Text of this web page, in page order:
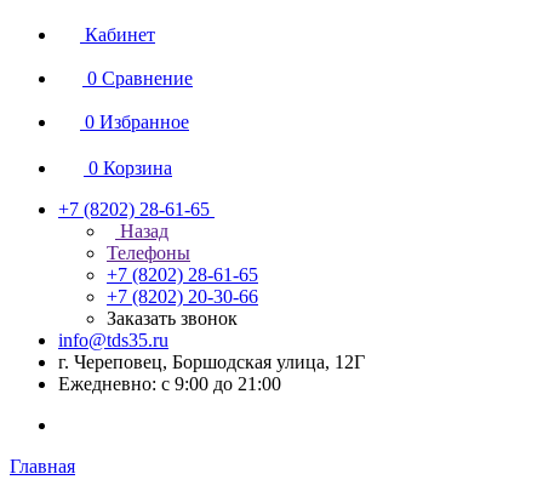
Кабинет
0 Сравнение
0 Избранное
0 Корзина
+7 (8202) 28‑61-65
Назад
Телефоны
+7 (8202) 28‑61-65
+7 (8202) 20‑30-66
Заказать звонок
info@tds35.ru
г. Череповец, Боршодская улица, 12Г
Ежедневно: с 9:00 до 21:00
Главная